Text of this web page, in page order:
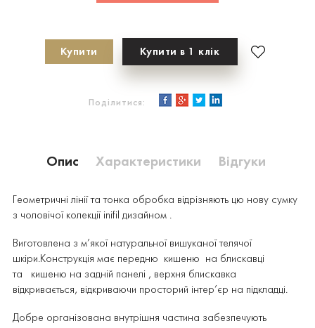
Купити Купити в 1 клік
Поділитися:
Опис Характеристики Відгуки
Геометричні лінії та тонка обробка відрізняють цю нову сумку
з чоловічої колекції inifil дизайном .
Виготовлена з м’якої натуральної вишуканої телячої
шкіри.Конструкція має передню
кишеню
на блискавці
та
кишеню на задній панелі , верхня блискавка
відкривається, відкриваючи просторий інтер’єр на підкладці.
Добре організована внутрішня частина забезпечують